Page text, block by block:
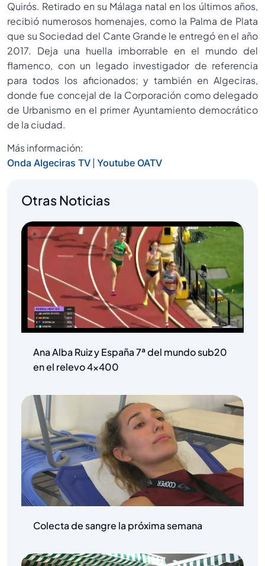
Quirós. Retirado en su Málaga natal en los últimos años,
recibió numerosos homenajes, como la Palma de Plata
que su Sociedad del Cante Grande le entregó en el año
2017. Deja una huella imborrable en el mundo del
flamenco, con un legado investigador de referencia
para todos los aficionados; y también en Algeciras,
donde fue concejal de la Corporación como delegado
de Urbanismo en el primer Ayuntamiento democrático
de la ciudad.
Más información:
Onda Algeciras TV | Youtube OATV
Otras Noticias
Ana Alba Ruiz y España 7ª del mundo sub20
en el relevo 4×400
Colecta de sangre la próxima semana